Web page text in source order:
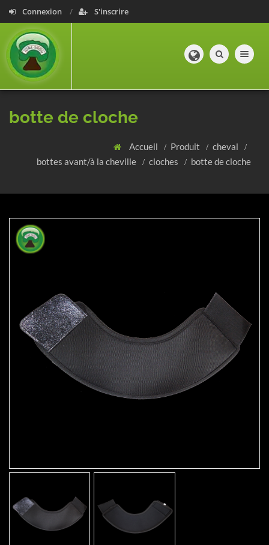
Connexion S'inscrire
Toggle
botte de cloche
Accueil Produit
cheval
bottes avant/à la cheville
cloches botte de cloche